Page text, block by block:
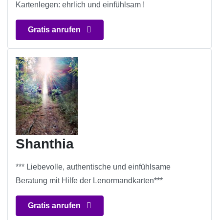
Kartenlegen: ehrlich und einfühlsam !
Gratis anrufen
Shanthia
*** Liebevolle, authentische und einfühlsame
Beratung mit Hilfe der Lenormandkarten***
Gratis anrufen